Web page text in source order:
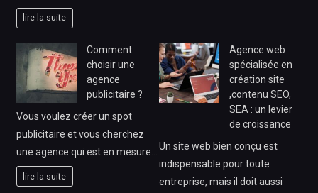
lire la suite
Comment
choisir une
agence
publicitaire ?
Vous voulez créer un spot
publicitaire et vous cherchez
une agence qui est en mesure…
lire la suite
Agence web
spécialisée en
création site
,contenu SEO,
SEA : un levier
de croissance
Un site web bien conçu est
indispensable pour toute
entreprise, mais il doit aussi